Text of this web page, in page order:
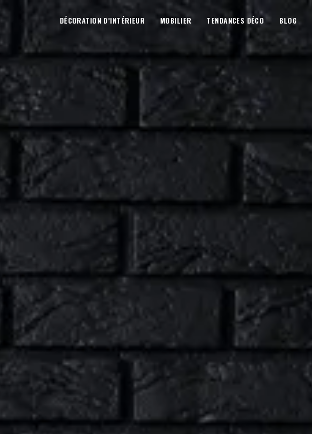
DÉCORATION D’INTÉRIEUR MOBILIER TENDANCES DÉCO BLOG